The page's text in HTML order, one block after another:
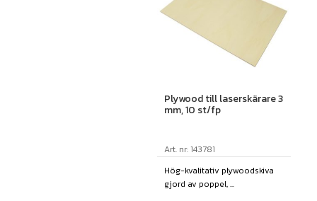
Plywood till laserskärare 3
mm, 10 st/fp
Art. nr: 143781
Hög-kvalitativ plywoodskiva
gjord av poppel, ...